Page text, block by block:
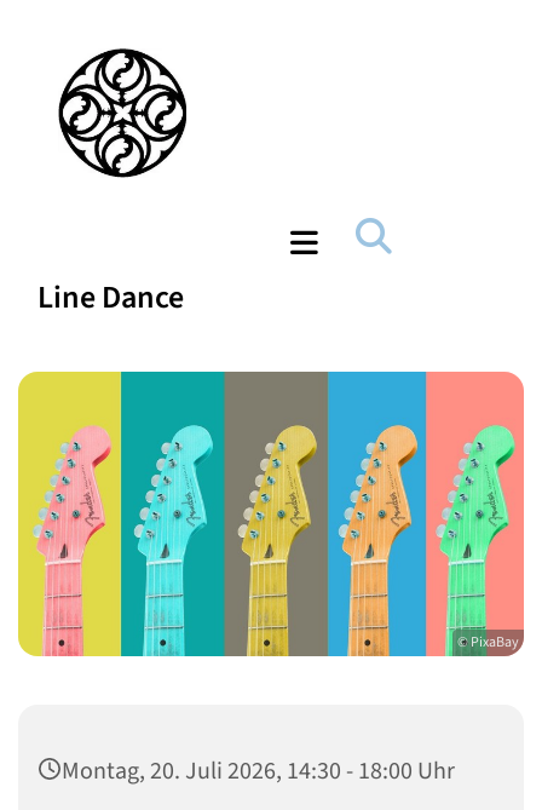
Line Dance
© PixaBay
Montag, 20. Juli 2026, 14:30 - 18:00 Uhr